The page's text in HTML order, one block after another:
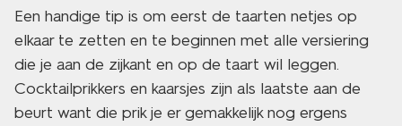
Een handige tip is om eerst de taarten netjes op
elkaar te zetten en te beginnen met alle versiering
die je aan de zijkant en op de taart wil leggen.
Cocktailprikkers en kaarsjes zijn als laatste aan de
beurt want die prik je er gemakkelijk nog ergens